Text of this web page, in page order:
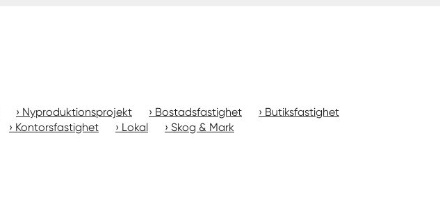
Nyproduktionsprojekt Bostadsfastighet
Butiksfastighet
Kontorsfastighet Lokal Skog & Mark